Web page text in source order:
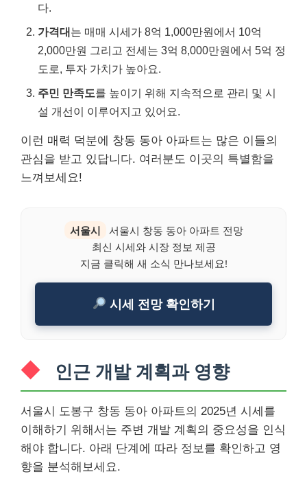
다.
가격대는 매매 시세가 8억 1,000만원에서 10억
2,000만원 그리고 전세는 3억 8,000만원에서 5억 정
도로, 투자 가치가 높아요.
주민 만족도를 높이기 위해 지속적으로 관리 및 시
설 개선이 이루어지고 있어요.
이런 매력 덕분에 창동 동아 아파트는 많은 이들의
관심을 받고 있답니다. 여러분도 이곳의 특별함을
느껴보세요!
서울시
서울시 창동 동아 아파트 전망
최신 시세와 시장 정보 제공
지금 클릭해 새 소식 만나보세요!
시세 전망 확인하기
인근 개발 계획과 영향
서울시 도봉구 창동 동아 아파트의 2025년 시세를
이해하기 위해서는 주변 개발 계획의 중요성을 인식
해야 합니다. 아래 단계에 따라 정보를 확인하고 영
향을 분석해보세요.